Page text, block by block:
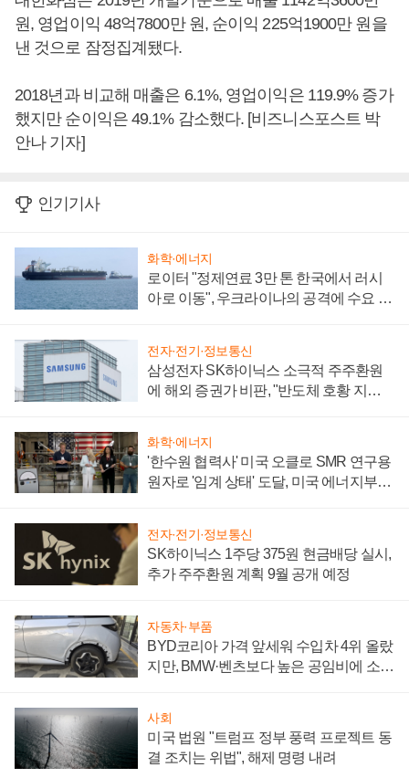
원, 영업이익 48억7800만 원, 순이익 225억1900만 원을
낸 것으로 잠정집계됐다.
2018년과 비교해 매출은 6.1%, 영업이익은 119.9% 증가
했지만 순이익은 49.1% 감소했다. [비즈니스포스트 박
안나 기자]
인기기사
화학·에너지
로이터 "정제연료 3만 톤 한국에서 러시
아로 이동", 우크라이나의 공격에 수요 늘
전자·전기·정보통신
삼성전자 SK하이닉스 소극적 주주환원
에 해외 증권가 비판, "반도체 호황 지속
화학·에너지
'한수원 협력사' 미국 오클로 SMR 연구용
원자로 '임계 상태' 도달, 미국 에너지부
전자·전기·정보통신
SK하이닉스 1주당 375원 현금배당 실시,
추가 주주환원 계획 9월 공개 예정
자동차·부품
BYD코리아 가격 앞세워 수입차 4위 올랐
지만, BMW·벤츠보다 높은 공임비에 소비
사회
미국 법원 "트럼프 정부 풍력 프로젝트 동
결 조치는 위법", 해제 명령 내려